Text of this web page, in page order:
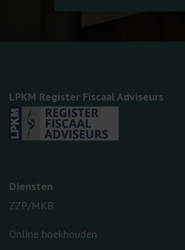
LPKM Register Fiscaal Adviseurs
Diensten
ZZP/MKB
Online boekhouden